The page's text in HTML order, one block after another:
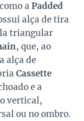
a Padded
alça de tira
triangular
, que, ao
alça de
Cassette
e a
vertical,
ou no ombro.